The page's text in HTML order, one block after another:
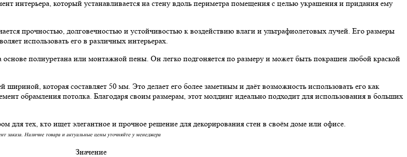
интерьера, который устанавливается на стену вдоль периметра помещения с целью украшения и придания ему
прочностью, долговечностью и устойчивостью к воздействию влаги и ультрафиолетовых лучей. Его размеры
использовать его в различных интерьерах.
полиуретана или монтажной пены. Он легко подгоняется по размеру и может быть покрашен любой краской
которая составляет 50 мм. Это делает его более заметным и даёт возможность использовать его как
обрамления потолка. Благодаря своим размерам, этот молдинг идеально подходит для использования в больших
тех, кто ищет элегантное и прочное решение для декорирования стен в своём доме или офисе.
заказа. Наличие товара и актуальные цены уточняйте у менеджера
Значение